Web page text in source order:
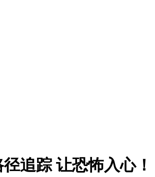
追踪 让恐怖入心！